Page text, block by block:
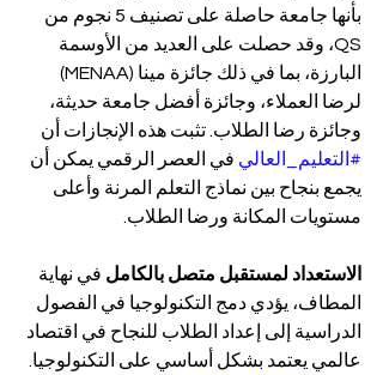
بأنها جامعة حاصلة على تصنيف 5 نجوم من
QS، وقد حصلت على العديد من الأوسمة
البارزة، بما في ذلك جائزة مينا (MENAA)
لرضا العملاء، وجائزة أفضل جامعة حديثة،
وجائزة رضا الطلاب. تثبت هذه الإنجازات أن
#التعليم_العالي في العصر الرقمي يمكن أن
يجمع بنجاح بين نماذج التعلم المرنة وأعلى
مستويات المكانة ورضا الطلاب.
الاستعداد لمستقبل متصل بالكامل في نهاية
المطاف، يؤدي دمج التكنولوجيا في الفصول
الدراسية إلى إعداد الطلاب للنجاح في اقتصاد
عالمي يعتمد بشكل أساسي على التكنولوجيا.